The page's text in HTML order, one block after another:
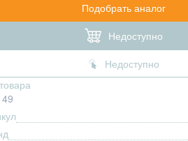
Подобрать аналог
Недоступно
Недоступно